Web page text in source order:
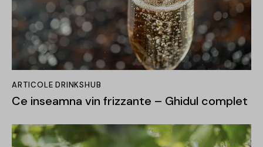
ARTICOLE DRINKSHUB
Ce inseamna vin frizzante – Ghidul complet